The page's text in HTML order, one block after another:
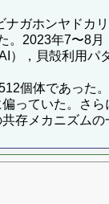
ナガホンヤドカ
2023年7〜8
，貝殻利用
個体であった
っていた。さ
存メカニズムの